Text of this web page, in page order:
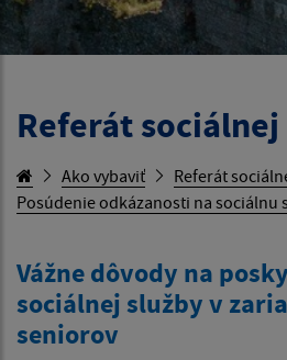
Referát sociálnej
Ako vybaviť
Referát
Posúdenie odkázanosti na sociálnu
Vážne dôvody na
sociálnej služby v
seniorov